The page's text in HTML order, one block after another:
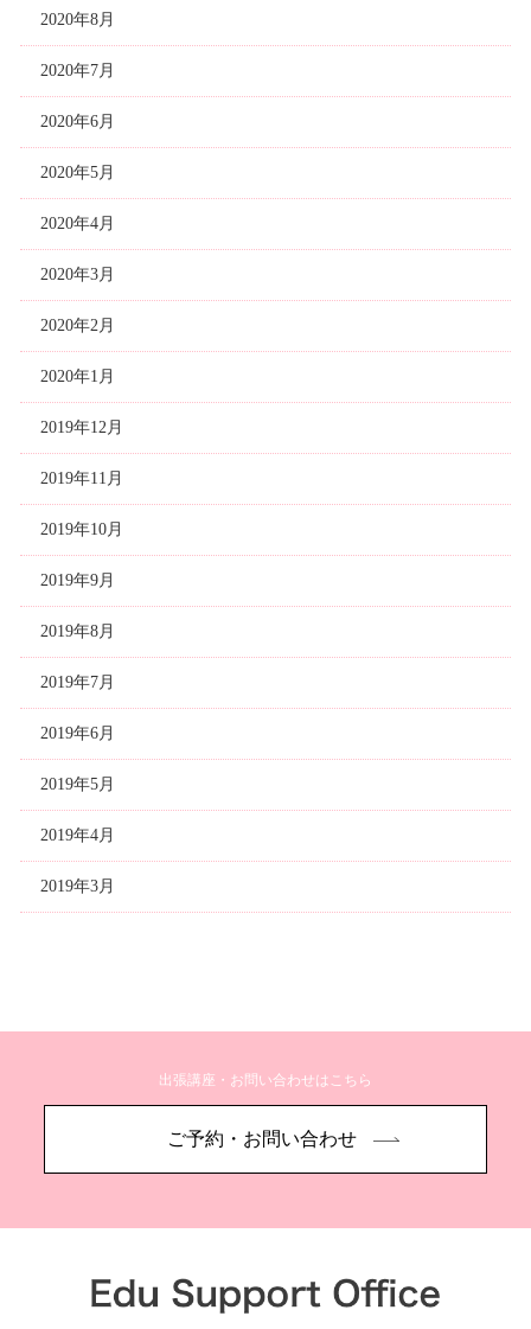
2020年8月
2020年7月
2020年6月
2020年5月
2020年4月
2020年3月
2020年2月
2020年1月
2019年12月
2019年11月
2019年10月
2019年9月
2019年8月
2019年7月
2019年6月
2019年5月
2019年4月
2019年3月
出張講座・お問い合わせはこちら
ご予約・お問い合わせ